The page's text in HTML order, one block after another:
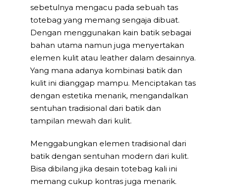
sebetulnya mengacu pada sebuah tas
totebag yang memang sengaja dibuat.
Dengan menggunakan kain batik sebagai
bahan utama namun juga menyertakan
elemen kulit atau leather dalam desainnya.
Yang mana adanya kombinasi batik dan
kulit ini dianggap mampu. Menciptakan tas
dengan estetika menarik, mengandalkan
sentuhan tradisional dari batik dan
tampilan mewah dari kulit.
Menggabungkan elemen tradisional dari
batik dengan sentuhan modern dari kulit.
Bisa dibilang jika desain totebag kali ini
memang cukup kontras juga menarik.